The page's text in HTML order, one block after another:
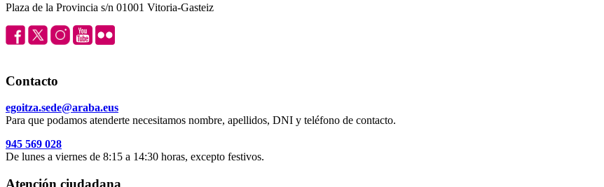
Plaza de la Provincia s/n 01001 Vitoria-Gasteiz
Contacto
egoitza.sede@araba.eus
Para que podamos atenderte necesitamos nombre, apellidos, DNI y teléfono de contacto.
945 569 028
De lunes a viernes de 8:15 a 14:30 horas, excepto festivos.
Atención ciudadana